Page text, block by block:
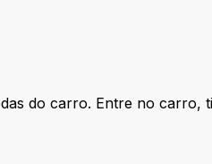
do carro. Entre no carro,